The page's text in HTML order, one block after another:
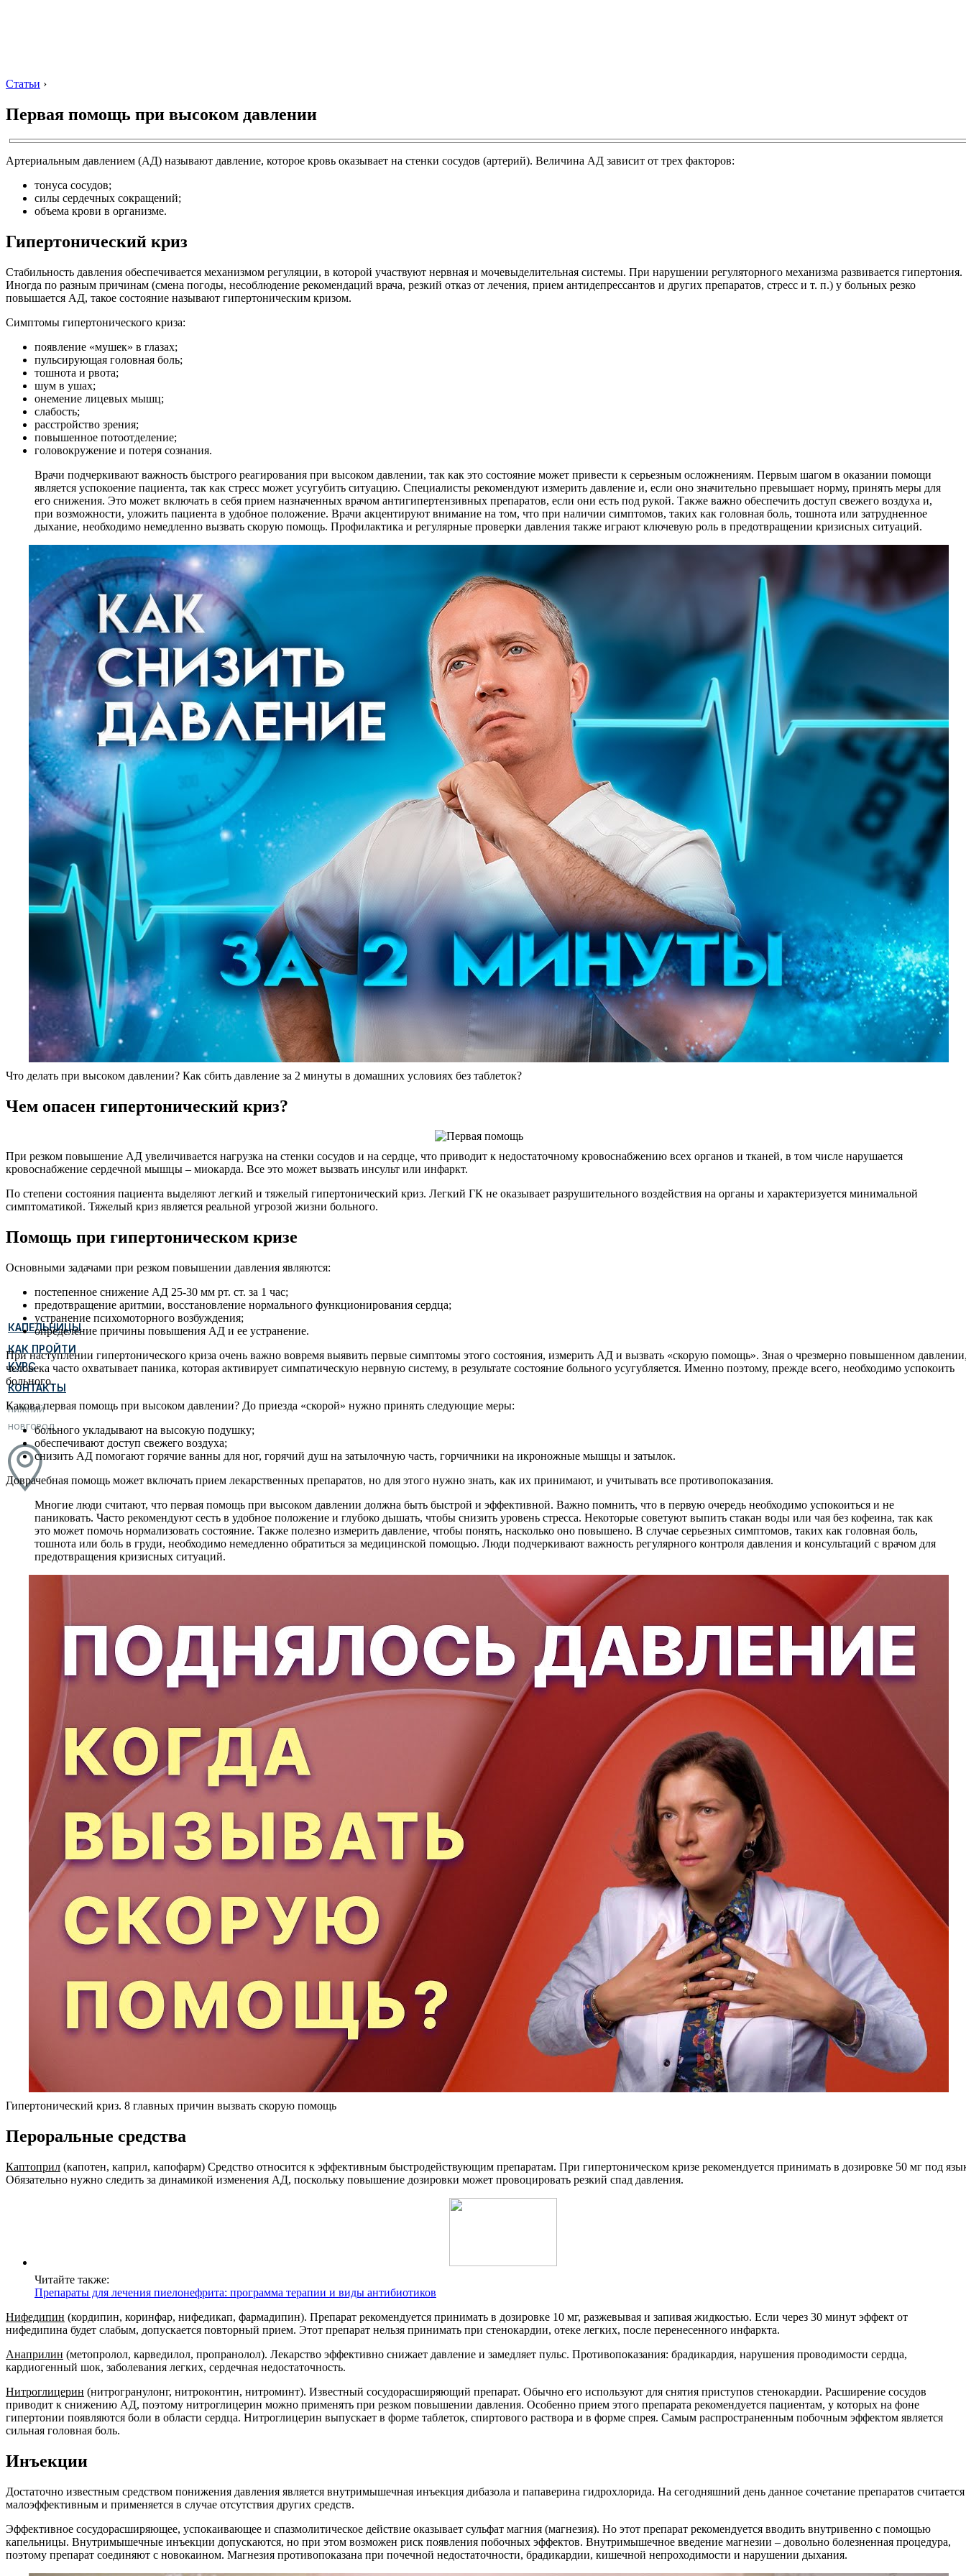
КАПЕЛЬНИЦЫ
КАК ПРОЙТИ
КУРС
КОНТАКТЫ
НИЖНИЙ
НОВГОРОД
Статьи ›
Первая помощь при высоком давлении
Артериальным давлением (АД) называют давление, которое кровь оказывает на стенки сосудов (артерий). Величина АД зависит от трех факторов:
тонуса сосудов;
силы сердечных сокращений;
объема крови в организме.
Гипертонический криз
Стабильность давления обеспечивается механизмом регуляции, в которой участвуют нервная и мочевыделительная системы. При нарушении регуляторного механизма развивается гипертония.
Иногда по разным причинам (смена погоды, несоблюдение рекомендаций врача, резкий отказ от лечения, прием антидепрессантов и других препаратов, стресс и т. п.) у больных резко
повышается АД, такое состояние называют гипертоническим кризом.
Симптомы гипертонического криза:
появление «мушек» в глазах;
пульсирующая головная боль;
тошнота и рвота;
шум в ушах;
онемение лицевых мышц;
слабость;
расстройство зрения;
повышенное потоотделение;
головокружение и потеря сознания.
Врачи подчеркивают важность быстрого реагирования при высоком давлении, так как это состояние может привести к серьезным осложнениям. Первым шагом в оказании помощи
является успокоение пациента, так как стресс может усугубить ситуацию. Специалисты рекомендуют измерить давление и, если оно значительно превышает норму, принять меры для
его снижения. Это может включать в себя прием назначенных врачом антигипертензивных препаратов, если они есть под рукой. Также важно обеспечить доступ свежего воздуха и,
при возможности, уложить пациента в удобное положение. Врачи акцентируют внимание на том, что при наличии симптомов, таких как головная боль, тошнота или затрудненное
дыхание, необходимо немедленно вызвать скорую помощь. Профилактика и регулярные проверки давления также играют ключевую роль в предотвращении кризисных ситуаций.
Что делать при высоком давлении? Как сбить давление за 2 минуты в домашних условиях без таблеток?
Чем опасен гипертонический криз?
При резком повышение АД увеличивается нагрузка на стенки сосудов и на сердце, что приводит к недостаточному кровоснабжению всех органов и тканей, в том числе нарушается
кровоснабжение сердечной мышцы – миокарда. Все это может вызвать инсульт или инфаркт.
По степени состояния пациента выделяют легкий и тяжелый гипертонический криз. Легкий ГК не оказывает разрушительного воздействия на органы и характеризуется минимальной
симптоматикой. Тяжелый криз является реальной угрозой жизни больного.
Помощь при гипертоническом кризе
Основными задачами при резком повышении давления являются:
постепенное снижение АД 25-30 мм рт. ст. за 1 час;
предотвращение аритмии, восстановление нормального функционирования сердца;
устранение психомоторного возбуждения;
определение причины повышения АД и ее устранение.
При наступлении гипертонического криза очень важно вовремя выявить первые симптомы этого состояния, измерить АД и вызвать «скорую помощь». Зная о чрезмерно повышенном
человека часто охватывает паника, которая активирует симпатическую нервную систему, в результате состояние больного усугубляется. Именно поэтому, прежде всего, необходимо успокоить
больного.
Какова первая помощь при высоком давлении? До приезда «скорой» нужно принять следующие меры:
больного укладывают на высокую подушку;
обеспечивают доступ свежего воздуха;
снизить АД помогают горячие ванны для ног, горячий душ на затылочную часть, горчичники на икроножные мышцы и затылок.
Доврачебная помощь может включать прием лекарственных препаратов, но для этого нужно знать, как их принимают, и учитывать все противопоказания.
Многие люди считают, что первая помощь при высоком давлении должна быть быстрой и эффективной. Важно помнить, что в первую очередь необходимо успокоиться и не
паниковать. Часто рекомендуют сесть в удобное положение и глубоко дышать, чтобы снизить уровень стресса. Некоторые советуют выпить стакан воды или чая без кофеина, так как
это может помочь нормализовать состояние. Также полезно измерить давление, чтобы понять, насколько оно повышено. В случае серьезных симптомов, таких как головная боль,
тошнота или боль в груди, необходимо немедленно обратиться за медицинской помощью. Люди подчеркивают важность регулярного контроля давления и консультаций с врачом для
предотвращения кризисных ситуаций.
Гипертонический криз. 8 главных причин вызвать скорую помощь
Пероральные средства
Каптоприл (капотен, каприл, капофарм) Средство относится к эффективным быстродействующим препаратам. При гипертоническом кризе рекомендуется принимать в дозировке 50 мг под
Обязательно нужно следить за динамикой изменения АД, поскольку повышение дозировки может провоцировать резкий спад давления.
Читайте также:
Препараты для лечения пиелонефрита: программа терапии и виды антибиотиков
Нифедипин (кордипин, коринфар, нифедикап, фармадипин). Препарат рекомендуется принимать в дозировке 10 мг, разжевывая и запивая жидкостью. Если через 30 минут эффект от
нифедипина будет слабым, допускается повторный прием. Этот препарат нельзя принимать при стенокардии, отеке легких, после перенесенного инфаркта.
Анаприлин (метопролол, карведилол, пропранолол). Лекарство эффективно снижает давление и замедляет пульс. Противопоказания: брадикардия, нарушения проводимости сердца,
кардиогенный шок, заболевания легких, сердечная недостаточность.
Нитроглицерин (нитрогранулонг, нитроконтин, нитроминт). Известный сосудорасширяющий препарат. Обычно его используют для снятия приступов стенокардии. Расширение сосудов
приводит к снижению АД, поэтому нитроглицерин можно применять при резком повышении давления. Особенно прием этого препарата рекомендуется пациентам, у которых на фоне
гипертонии появляются боли в области сердца. Нитроглицерин выпускает в форме таблеток, спиртового раствора и в форме спрея. Самым распространенным побочным эффектом является
сильная головная боль.
Инъекции
Достаточно известным средством понижения давления является внутримышечная инъекция дибазола и папаверина гидрохлорида. На сегодняшний день данное сочетание препаратов считается
малоэффективным и применяется в случае отсутствия других средств.
Эффективное сосудорасширяющее, успокаивающее и спазмолитическое действие оказывает сульфат магния (магнезия). Но этот препарат рекомендуется вводить внутривенно с помощью
капельницы. Внутримышечные инъекции допускаются, но при этом возможен риск появления побочных эффектов. Внутримышечное введение магнезии – довольно болезненная процедура,
поэтому препарат соединяют с новокаином. Магнезия противопоказана при почечной недостаточности, брадикардии, кишечной непроходимости и нарушении дыхания.